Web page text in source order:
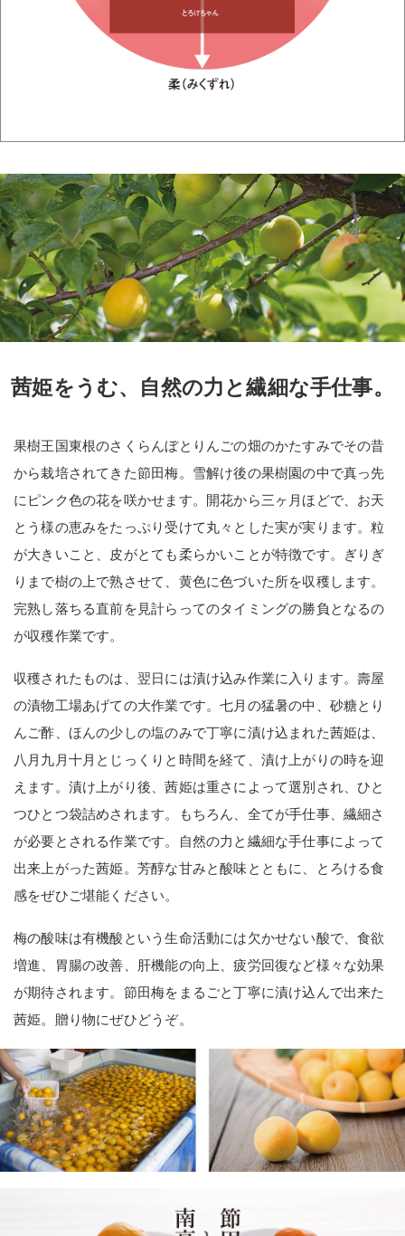
茜姫をうむ、自然の力と繊細な手仕事。
果樹王国東根のさくらんぼとりんごの畑のかたすみでその昔
から栽培されてきた節田梅。雪解け後の果樹園の中で真っ先
にピンク色の花を咲かせます。開花から三ヶ月ほどで、お天
とう様の恵みをたっぷり受けて丸々とした実が実ります。粒
が大きいこと、皮がとても柔らかいことが特徴です。ぎりぎ
りまで樹の上で熟させて、黄色に色づいた所を収穫します。
完熟し落ちる直前を見計らってのタイミングの勝負となるの
が収穫作業です。
収穫されたものは、翌日には漬け込み作業に入ります。壽屋
の漬物工場あげての大作業です。七月の猛暑の中、砂糖とり
んご酢、ほんの少しの塩のみで丁寧に漬け込まれた茜姫は、
八月九月十月とじっくりと時間を経て、漬け上がりの時を迎
えます。漬け上がり後、茜姫は重さによって選別され、ひと
つひとつ袋詰めされます。もちろん、全てが手仕事、繊細さ
が必要とされる作業です。自然の力と繊細な手仕事によって
出来上がった茜姫。芳醇な甘みと酸味とともに、とろける食
感をぜひご堪能ください。
梅の酸味は有機酸という生命活動には欠かせない酸で、食欲
増進、胃腸の改善、肝機能の向上、疲労回復など様々な効果
が期待されます。節田梅をまるごと丁寧に漬け込んで出来た
茜姫。贈り物にぜひどうぞ。